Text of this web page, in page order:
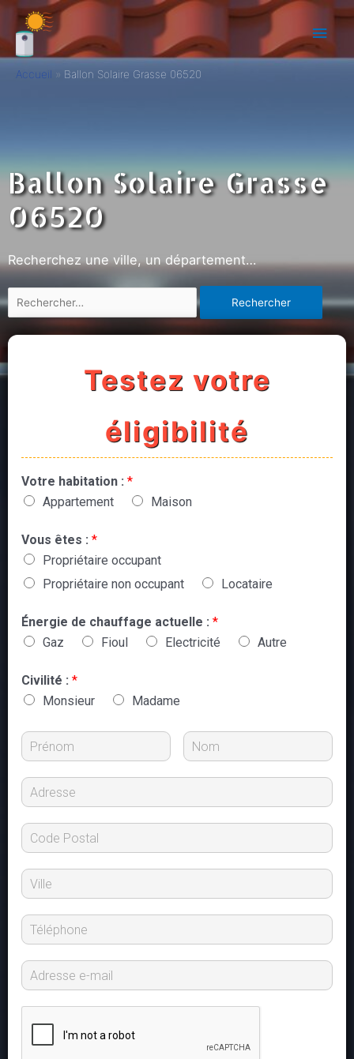
Accueil Ballon Solaire Grasse 06520
Ballon Solaire Grasse
06520
Recherchez une ville, un département…
Testez votre
éligibilité
Votre habitation : *
Appartement
Maison
Vous êtes : *
Propriétaire occupant
Propriétaire non occupant
Locataire
Énergie de chauffage actuelle : *
Gaz
Fioul Electricité Autre
Civilité : *
Monsieur
Madame